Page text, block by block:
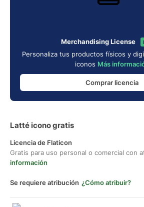
Merchandising License
Personaliza tus productos físicos y
iconos Más
Comprar licencia
Latté icono gratis
Licencia de Flaticon
Gratis para uso personal o comercial con
información
Se requiere atribución ¿Cómo atribuir?